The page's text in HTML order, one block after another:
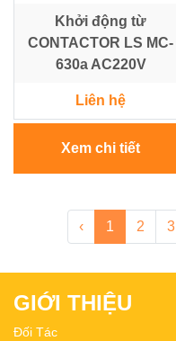
Khởi động từ
CONTACTOR LS MC-
630a AC220V
Liên hệ
Xem chi tiết
‹ 1 2 3
GIỚI THIỆU
Đối Tác